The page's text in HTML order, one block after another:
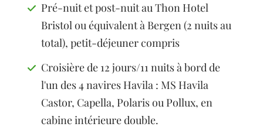
Pré-nuit et post-nuit au Thon Hotel
Bristol ou équivalent à Bergen (2 nuits au
total), petit-déjeuner compris
Croisière de 12 jours/11 nuits à bord de
l'un des 4 navires Havila : MS Havila
Castor, Capella, Polaris ou Pollux, en
cabine intérieure double.